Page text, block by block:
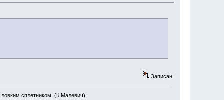
Записан
сплетником. (К.Малевич)